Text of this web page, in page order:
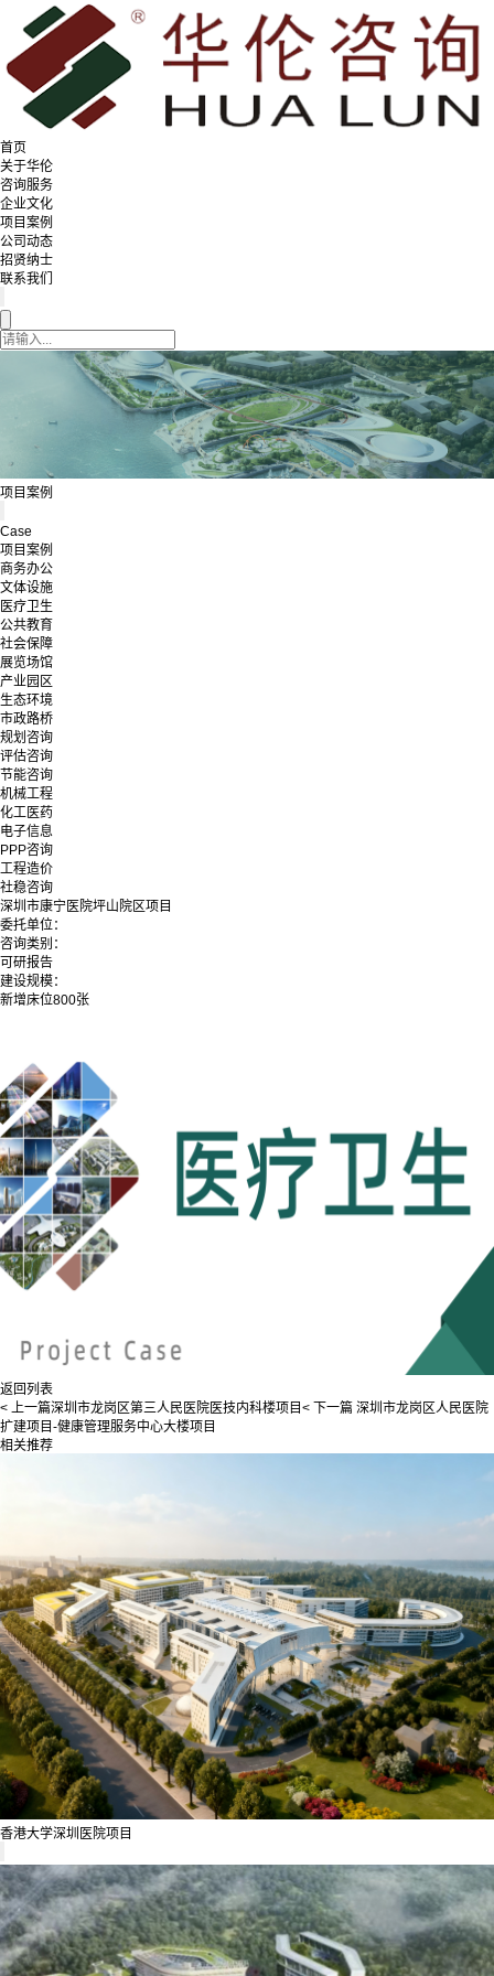
首页
关于华伦
咨询服务
企业文化
项目案例
公司动态
招贤纳士
联系我们
项目案例
Case
项目案例
商务办公
文体设施
医疗卫生
公共教育
社会保障
展览场馆
产业园区
生态环境
市政路桥
规划咨询
评估咨询
节能咨询
机械工程
化工医药
电子信息
PPP咨询
工程造价
社稳咨询
深圳市康宁医院坪山院区项目
委托单位：
咨询类别：
可研报告
建设规模：
新增床位800张
返回列表
< 上一篇深圳市龙岗区第三人民医院医技内科楼项目 < 下一篇 深圳市龙岗区人民医院
扩建项目-健康管理服务中心大楼项目
相关推荐
香港大学深圳医院项目